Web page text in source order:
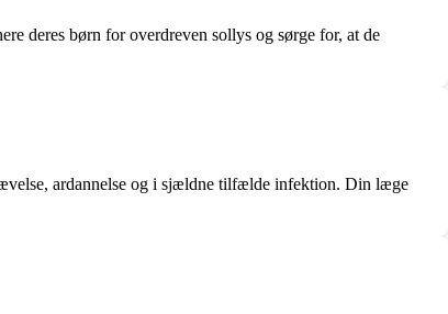
deres børn for overdreven sollys og sørge for, at de
ardannelse og i sjældne tilfælde infektion. Din læge